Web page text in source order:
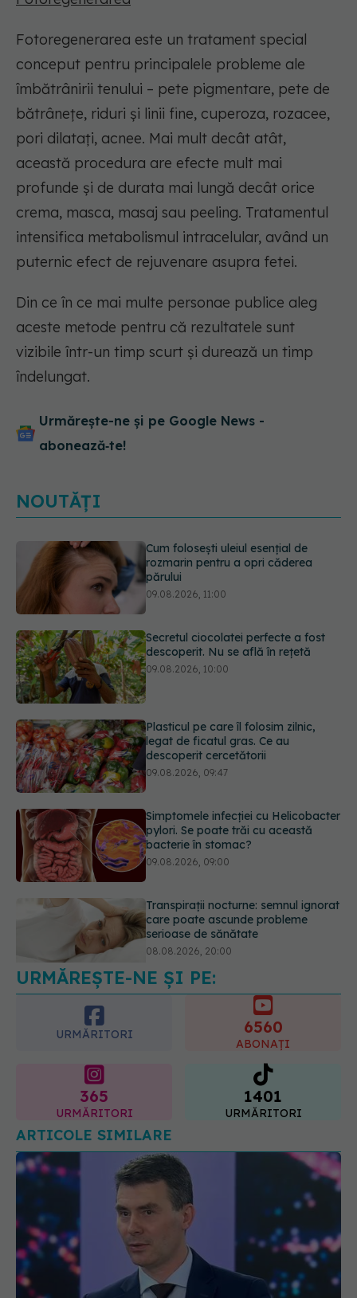
Fotoregenerarea este un tratament special
conceput pentru principalele probleme ale
îmbătrânirii tenului – pete pigmentare, pete de
bătrânețe, riduri și linii fine, cuperoza, rozacee,
pori dilatați, acnee. Mai mult decât atât,
această procedura are efecte mult mai
profunde și de durata mai lungă decât orice
crema, masca, masaj sau peeling. Tratamentul
intensifica metabolismul intracelular, având un
puternic efect de rejuvenare asupra fetei.
Din ce în ce mai multe personae publice aleg
aceste metode pentru că rezultatele sunt
vizibile într-un timp scurt și durează un timp
îndelungat.
Urmărește-ne și pe Google News -
abonează‑te!
NOUTĂȚI
Secretul ciocolatei perfecte a fost
descoperit. Nu se află în rețetă
09.08.2026, 10:00
Plasticul pe care îl folosim zilnic,
legat de ficatul gras. Ce au
descoperit cercetătorii
Simptomele infecției cu Helicobacter
pylori. Se poate trăi cu această
bacterie în stomac?
09.08.2026, 09:00
Transpirații nocturne: semnul ignorat
care poate ascunde probleme
serioase de sănătate
08.08.2026, 20:00
Cum folosești uleiul esențial de
rozmarin pentru a opri căderea
părului
09.08.2026, 11:00
URMĂREȘTE-NE ȘI PE:
URMĂRITORI
365
URMĂRITORI
1401
URMĂRITORI
ARTICOLE SIMILARE
Conf. Horațiu Moldovan (CNAS), anunțul
momentului despre cardurile de sănătate